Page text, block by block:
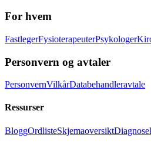
For hvem
FastlegerFysioterapeuterPsykologer
Personvern og avtaler
PersonvernVilkårDatabehandleravtale
Ressurser
BloggOrdlisteSkjemaoversikt